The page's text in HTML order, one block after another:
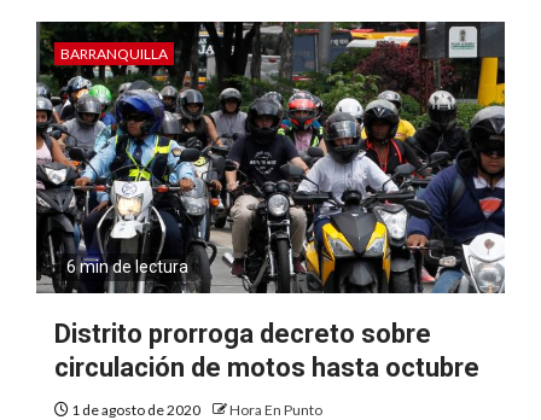
BARRANQUILLA
6 min de lectura
Distrito prorroga decreto sobre
circulación de motos hasta octubre
1 de agosto de 2020 Hora En Punto